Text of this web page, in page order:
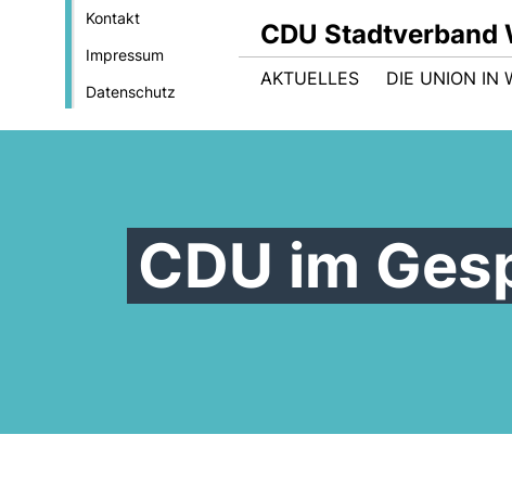
Kontakt
Impressum
Datenschutz
CDU Stadtverband
AKTUELLES DIE UNION IN
CDU im